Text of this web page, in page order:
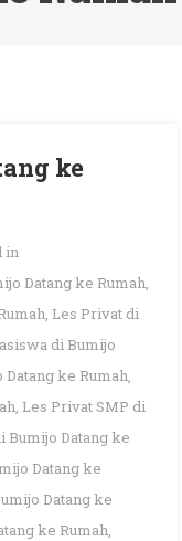
ke
in
Datang ke Rumah,
, Les Privat di
di Bumijo
Datang ke Rumah,
, Les Privat SMP di
Bumijo Datang ke
Datang ke
Datang ke
ke Rumah,